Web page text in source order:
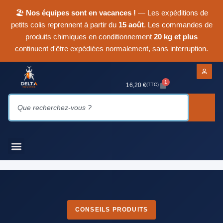
🏖 Nos équipes sont en vacances ! — Les expéditions de
petits colis reprennent à partir du 15 août. Les commandes de
produits chimiques en conditionnement 20 kg et plus
continuent d'être expédiées normalement, sans interruption.
16,20 €(TTC) 1
CONSEILS PRODUITS